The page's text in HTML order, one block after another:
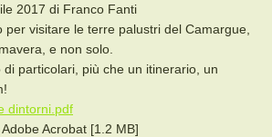
2017 di Franco Fanti
per visitare le terre palustri del Camargue,
e non solo.
di particolari, più che un itinerario, un
dintorni.pdf
Acrobat [1.2 MB]